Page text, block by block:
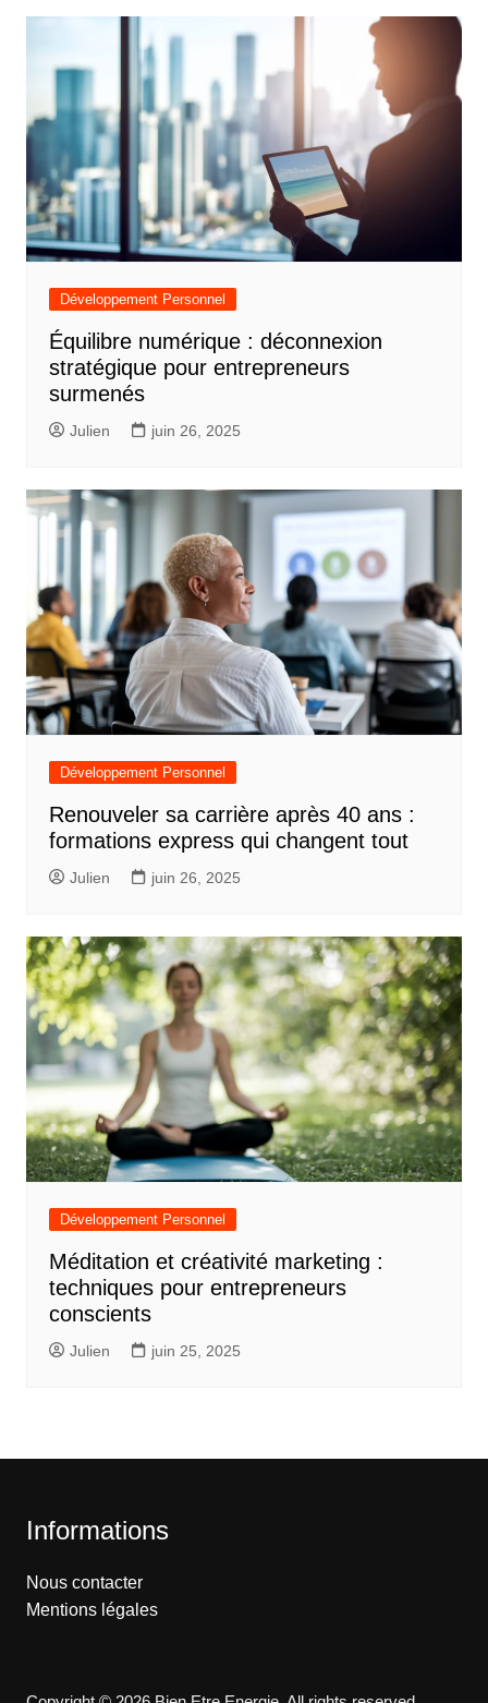
Développement Personnel
Équilibre numérique : déconnexion
stratégique pour entrepreneurs
surmenés
Julien juin 26, 2025
Développement Personnel
Renouveler sa carrière après 40 ans :
formations express qui changent tout
Julien juin 26, 2025
Développement Personnel
Méditation et créativité marketing :
techniques pour entrepreneurs
conscients
Julien juin 25, 2025
Informations
Nous contacter
Mentions légales